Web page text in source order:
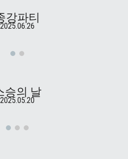
강파티
2025.06.26
승의 날
2025.05.20